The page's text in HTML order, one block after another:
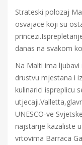
Strateski polozaj
osvajace koji su
danas na svakom
Na Malti ima ljubavi
drustvu mjestana i
kulinarici ispreplicu
UNESCO-ve
najstarije kazaliste
vrtovima Barraca